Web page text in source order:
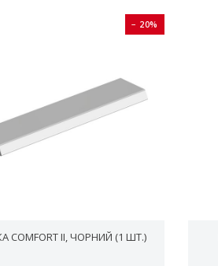
− 20%
COMFORT II, ЧОРНИЙ (1 ШТ.)